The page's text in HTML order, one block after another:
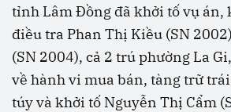
tỉnh Lâm Đồng đã khởi tố vụ án,
điều tra Phan Thị Kiều (SN
(SN 2004), cả 2 trú phường La
về hành vi mua bán, tàng trữ
túy và khởi tố Nguyễn Thị Cẩm